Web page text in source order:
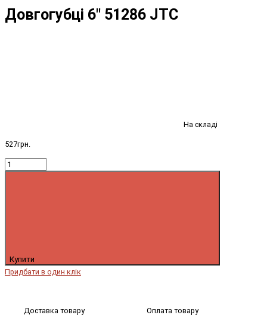
Довгогубці 6" 51286 JTC
На складі
527грн.
Купити
Придбати в один клік
Доставка товару
Оплата товару